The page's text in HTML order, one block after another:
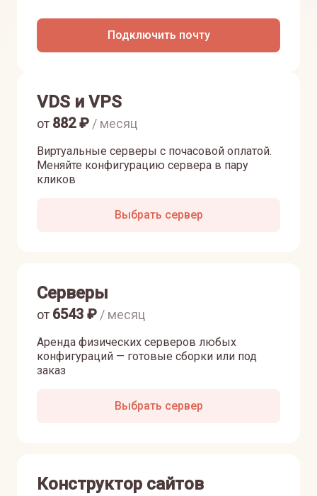
Подключить почту
VDS и VPS
Виртуальные серверы с почасовой оплатой.
Меняйте конфигурацию сервера в пару
кликов
от 882₽ / месяц
Выбрать сервер
Серверы
Аренда физических серверов любых
конфигураций — готовые сборки или под
заказ
от 6543 ₽ / месяц
Выбрать сервер
Конструктор сайтов